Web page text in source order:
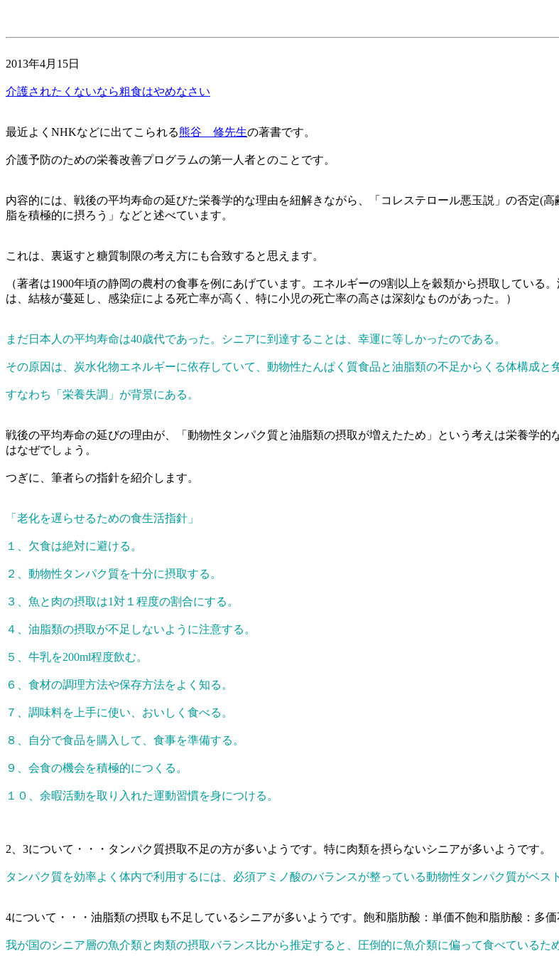
2013年4月15日
介護されたくないなら粗食はやめなさい
最近よくNHKなどに出てこられる熊谷 修先生の著書です。
介護予防のための栄養改善プログラムの第一人者とのことです。
内容的には、戦後の平均寿命の延びた栄養学的な理由を紐解きながら、「コレステロール悪玉説」の否定(
脂を積極的に摂ろう」などと述べています。
これは、裏返すと糖質制限の考え方にも合致すると思えます。
（著者は1900年頃の静岡の農村の食事を例にあげています。エネルギーの9割以上を穀類から摂取してい
は、結核が蔓延し、感染症による死亡率が高く、特に小児の死亡率の高さは深刻なものがあった。）
まだ日本人の平均寿命は40歳代であった。シニアに到達することは、幸運に等しかったのである。
その原因は、炭水化物エネルギーに依存していて、動物性たんぱく質食品と油脂類の不足からくる体構成と
すなわち「栄養失調」が背景にある。
戦後の平均寿命の延びの理由が、「動物性タンパク質と油脂類の摂取が増えたため」という考えは栄養学
はなぜでしょう。
つぎに、筆者らの指針を紹介します。
「老化を遅らせるための食生活指針」
１、欠食は絶対に避ける。
２、動物性タンパク質を十分に摂取する。
３、魚と肉の摂取は1対１程度の割合にする。
４、油脂類の摂取が不足しないように注意する。
５、牛乳を200ml程度飲む。
６、食材の調理方法や保存方法をよく知る。
７、調味料を上手に使い、おいしく食べる。
８、自分で食品を購入して、食事を準備する。
９、会食の機会を積極的につくる。
１０、余暇活動を取り入れた運動習慣を身につける。
2、3について・・・タンパク質摂取不足の方が多いようです。特に肉類を摂らないシニアが多いようです。
タンパク質を効率よく体内で利用するには、必須アミノ酸のバランスが整っている動物性タンパク質がベス
4について・・・油脂類の摂取も不足しているシニアが多いようです。飽和脂肪酸：単価不飽和脂肪酸：多
我が国のシニア層の魚介類と肉類の摂取バランス比から推定すると、圧倒的に魚介類に偏って食べているた